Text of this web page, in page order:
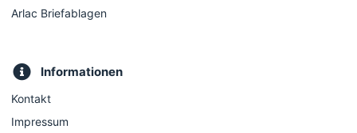
Arlac Briefablagen
Informationen
Kontakt
Impressum